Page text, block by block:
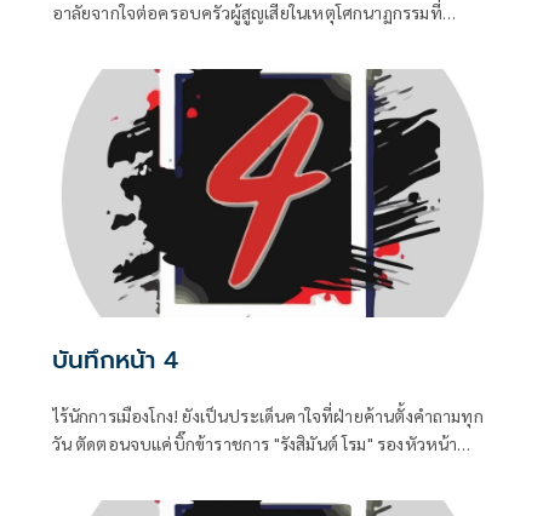
อาลัยจากใจต่อครอบครัวผู้สูญเสียในเหตุโศกนาฏกรรมที่
เทพศิรินทร์จบลง แต่คำถามของสังคมยังวนเวียนหลอกหลอน
“เราจะทำอย่างไร...ไม่ให้เหตุการณ์แบบนี้เกิดขึ้นอีก?!?”
บันทึกหน้า 4
ไร้นักการเมืองโกง! ยังเป็นประเด็นคาใจที่ฝ่ายค้านตั้งคำถามทุก
วัน ตัดตอนจบแค่บิ๊กข้าราชการ "รังสิมันต์ โรม" รองหัวหน้า
กฎหมาย การยุติธรรรมและสิทธิมนุษยชน